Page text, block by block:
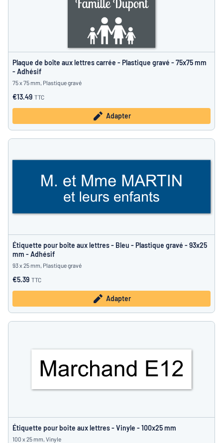
Plaque de boîte aux lettres carrée - Plastique gravé - 75x75 mm
- Adhésif
75 x 75 mm, Plastique gravé
€13.49 TTC
Adapter
Étiquette pour boîte aux lettres - Bleu - Plastique gravé - 93x25
mm - Adhésif
93 x 25 mm, Plastique gravé
€5.39 TTC
Adapter
Étiquette pour boite aux lettres - Vinyle - 100x25 mm
100 x 25 mm, Vinyle